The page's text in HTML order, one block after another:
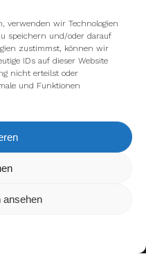
verwenden wir Technologien
speichern und/oder darauf
zustimmst, können wir
IDs auf dieser Website
nicht erteilst oder
und Funktionen
ansehen
bestmögliche Erfahrung auf
welche Cookies wir